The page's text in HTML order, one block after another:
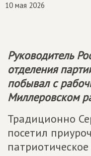
10 мая 2026
Руководитель
отделения
побывал с
Миллеровском
Традиционно
посетил